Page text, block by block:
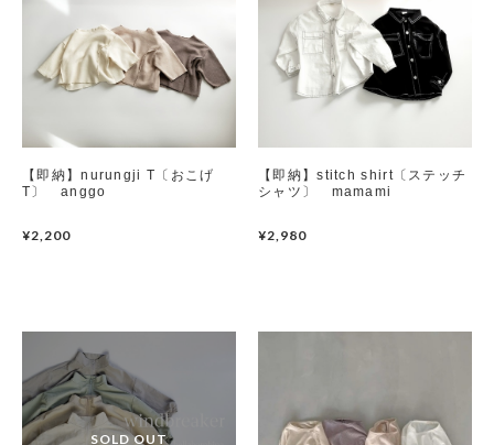
【即納】nurungji T〔おこげ
T〕 anggo
¥2,200
【即納】stitch shirt〔ステッチ
シャツ〕 mamami
¥2,980